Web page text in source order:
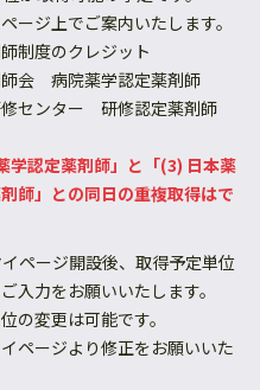
ージ上でご案内いたします。
制度のクレジット
会 病院薬学認定薬剤師
センター 研修認定薬剤師
認定薬剤師」と「(3) 日本薬
師」との同日の重複取得はで
ページ開設後、取得予定単位
入力をお願いいたします。
の変更は可能です。
ページより修正をお願いいた